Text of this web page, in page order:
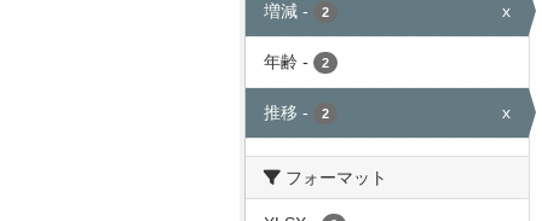
増減 - 2 x
年齢 - 2
推移 - 2 x
フォーマット